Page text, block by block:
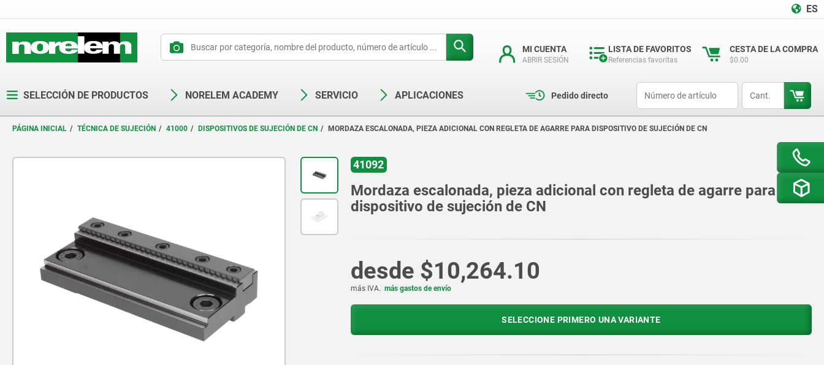
ES
MI CUENTA
ABRIR SESIÓN
LISTA DE FAVORITOS
Referencias favoritas
CESTA DE LA COMPRA
$0.00
SELECCIÓN DE PRODUCTOS NORELEM ACADEMY SERVICIO APLICACIONES Pedido directo
PÁGINA INICIAL TÉCNICA DE SUJECIÓN 41000 DISPOSITIVOS DE SUJECIÓN DE CN MORDAZA ESCALONADA, PIEZA ADICIONAL CON REGLETA DE AGARRE PARA DISPOSITIVO DE SUJECIÓN DE CN
41092
Mordaza escalonada, pieza adicional con regleta de agarre para
dispositivo de sujeción de CN
desde $10,264.10
más IVA. más gastos de envío
SELECCIONE PRIMERO UNA VARIANTE